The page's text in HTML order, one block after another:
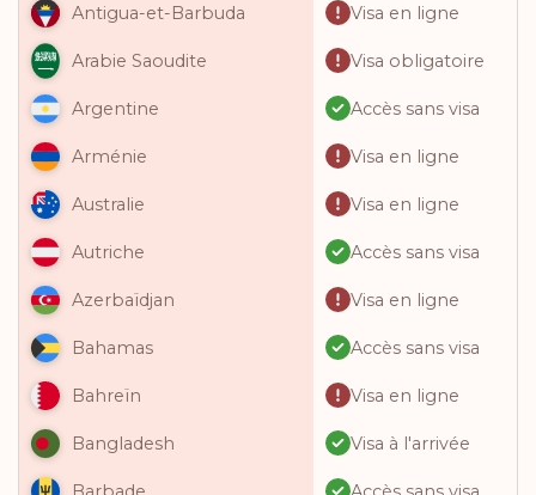
Antigua-et-Barbuda Visa en ligne
Arabie Saoudite Visa obligatoire
Argentine Accès sans visa
Arménie Visa en ligne
Australie Visa en ligne
Autriche Accès sans visa
Azerbaïdjan Visa en ligne
Bahamas Accès sans visa
Bahreïn Visa en ligne
Bangladesh Visa à l'arrivée